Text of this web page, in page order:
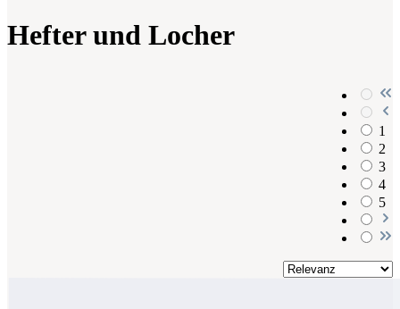
Hefter und Locher
1
2
3
4
5